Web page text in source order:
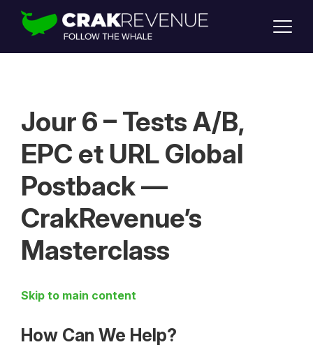
SUPPORT
LOGIN
Jour 6 – Tests A/B,
EPC et URL Global
Postback —
CrakRevenue’s
Masterclass
Skip to main content
How Can We Help?